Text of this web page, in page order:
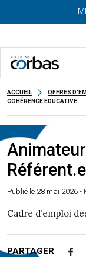
ACCUEIL OFFRES
COHÉRENCE EDUCATIVE
Publié le 28 mai 2026 -
Cadre d’emploi
PARTAGER